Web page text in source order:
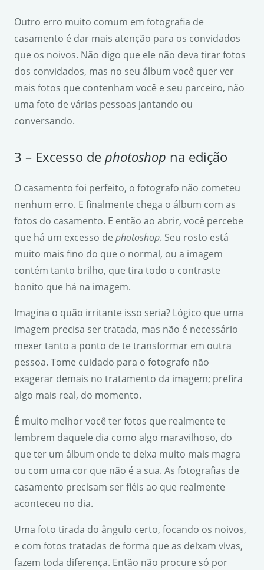
Outro erro muito comum em fotografia de
casamento é dar mais atenção para os convidados
que os noivos. Não digo que ele não deva tirar fotos
dos convidados, mas no seu álbum você quer ver
mais fotos que contenham você e seu parceiro, não
uma foto de várias pessoas jantando ou
conversando.
3 – Excesso de photoshop na edição
O casamento foi perfeito, o fotografo não cometeu
nenhum erro. E finalmente chega o álbum com as
fotos do casamento. E então ao abrir, você percebe
que há um excesso de photoshop. Seu rosto está
muito mais fino do que o normal, ou a imagem
contém tanto brilho, que tira todo o contraste
bonito que há na imagem.
Imagina o quão irritante isso seria? Lógico que uma
imagem precisa ser tratada, mas não é necessário
mexer tanto a ponto de te transformar em outra
pessoa. Tome cuidado para o fotografo não
exagerar demais no tratamento da imagem; prefira
algo mais real, do momento.
É muito melhor você ter fotos que realmente te
lembrem daquele dia como algo maravilhoso, do
que ter um álbum onde te deixa muito mais magra
ou com uma cor que não é a sua. As fotografias de
casamento precisam ser fiéis ao que realmente
aconteceu no dia.
Uma foto tirada do ângulo certo, focando os noivos,
e com fotos tratadas de forma que as deixam vivas,
fazem toda diferença. Então não procure só por